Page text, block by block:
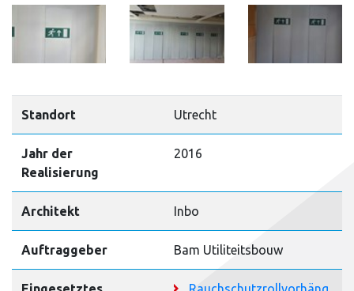
Standort Utrecht
Jahr der
Realisierung
2016
Architekt Inbo
Auftraggeber Bam Utiliteitsbouw